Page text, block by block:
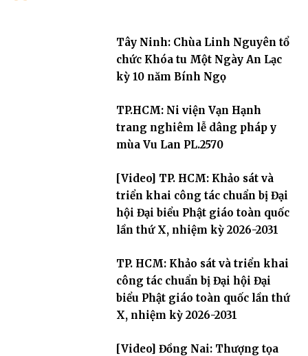
Tây Ninh: Chùa Linh Nguyên tổ
chức Khóa tu Một Ngày An Lạc
kỳ 10 năm Bính Ngọ
TP.HCM: Ni viện Vạn Hạnh
trang nghiêm lễ dâng pháp y
mùa Vu Lan PL.2570
[Video] TP. HCM: Khảo sát và
triển khai công tác chuẩn bị Đại
hội Đại biểu Phật giáo toàn quốc
lần thứ X, nhiệm kỳ 2026-2031
TP. HCM: Khảo sát và triển khai
công tác chuẩn bị Đại hội Đại
biểu Phật giáo toàn quốc lần thứ
X, nhiệm kỳ 2026-2031
[Video] Đồng Nai: Thượng tọa